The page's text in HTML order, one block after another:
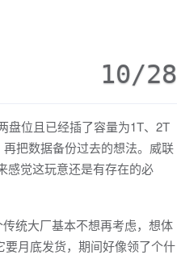
10/28
盘位且已经插了容量为1T、2T
把数据备份过去的想法。威联
感觉这玩意还是有存在的必
统大厂基本不想再考虑，想体
月底发货，期间好像领了个什